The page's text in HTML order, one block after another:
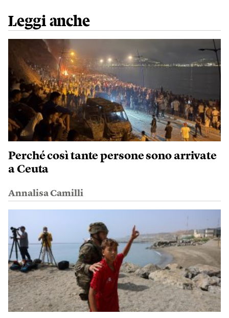
Leggi anche
Perché così tante persone sono arrivate
a Ceuta
Annalisa Camilli